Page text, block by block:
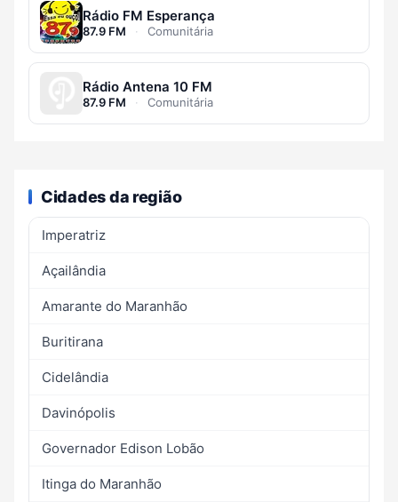
Rádio FM Esperança
87.9 FM · Comunitária
Rádio Antena 10 FM
87.9 FM · Comunitária
Cidades da região
Imperatriz
Açailândia
Amarante do Maranhão
Buritirana
Cidelândia
Davinópolis
Governador Edison Lobão
Itinga do Maranhão